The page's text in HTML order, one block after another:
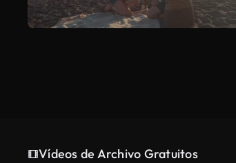
Vídeos de Archivo Gratuitos